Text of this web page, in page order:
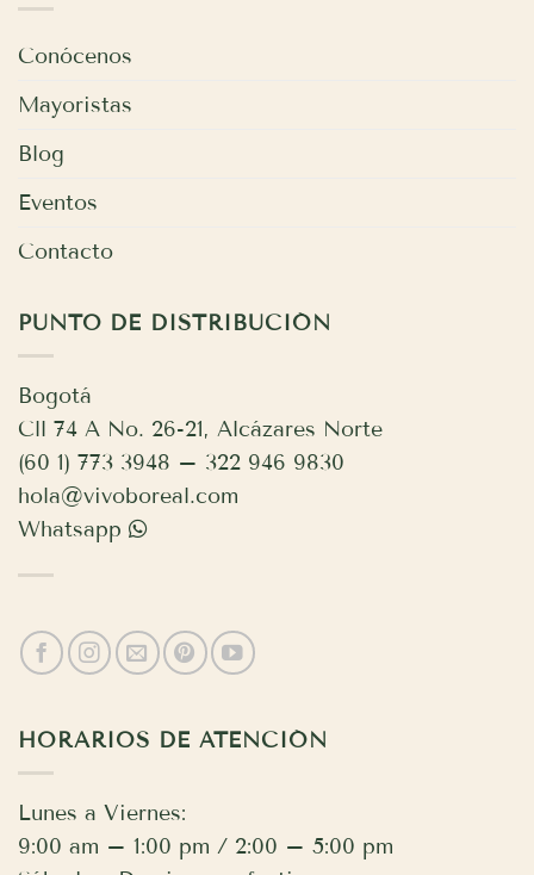
Conócenos
Mayoristas
Blog
Eventos
Contacto
PUNTO DE DISTRIBUCIÓN
Bogotá
Cll 74 A No. 26-21, Alcázares Norte
(60 1) 773 3948 – 322 946 9830
hola@vivoboreal.com
Whatsapp
HORARIOS DE ATENCIÓN
Lunes a Viernes:
9:00 am – 1:00 pm / 2:00 – 5:00 pm